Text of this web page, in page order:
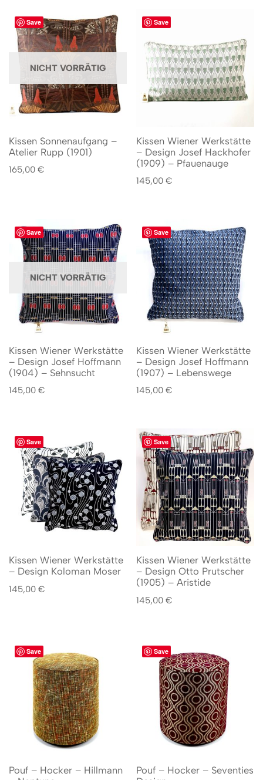
Save
NICHT VORRÄTIG
Kissen Sonnenaufgang –
Atelier Rupp (1901)
165,00 €
Save
Kissen Wiener Werkstätte
– Design Josef Hackhofer
(1909) – Pfauenauge
145,00€
Save
NICHT VORRÄTIG
Kissen Wiener Werkstätte
– Design Josef Hoffmann
(1904) – Sehnsucht
145,00 €
Save
Kissen Wiener Werkstätte
– Design Josef Hoffmann
(1907) – Lebenswege
145,00€
Save
Kissen Wiener Werkstätte
– Design Koloman Moser
145,00 €
Save
Kissen Wiener Werkstätte
– Design Otto Prutscher
(1905) – Aristide
145,00€
Save
Pouf – Hocker – Hillmann
Save
Pouf – Hocker – Seventies